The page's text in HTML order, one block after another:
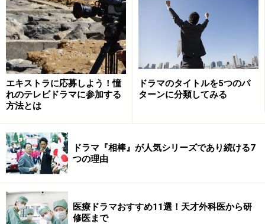
エキストラに応募しよう！憧
れのテレビドラマに参加する
方法とは
ドラマのタイトルを5つのパ
ターンに分類してみる
ドラマ『相棒』が人気シリーズであり続ける7
つの理由
医療ドラマおすすめ11選！天才外科医から研
修医まで